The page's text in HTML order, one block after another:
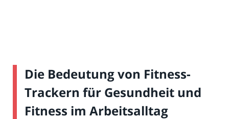
Die Bedeutung von Fitness-
Trackern für Gesundheit und
Fitness im Arbeitsalltag